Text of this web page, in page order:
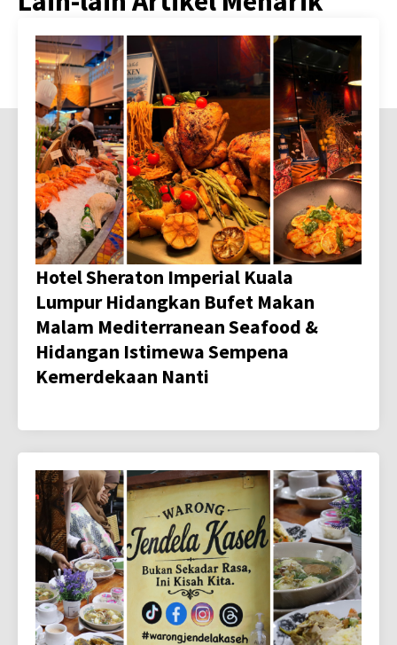
Hotel Sheraton Imperial Kuala
Lumpur Hidangkan Bufet Makan
Malam Mediterranean Seafood &
Hidangan Istimewa Sempena
Kemerdekaan Nanti